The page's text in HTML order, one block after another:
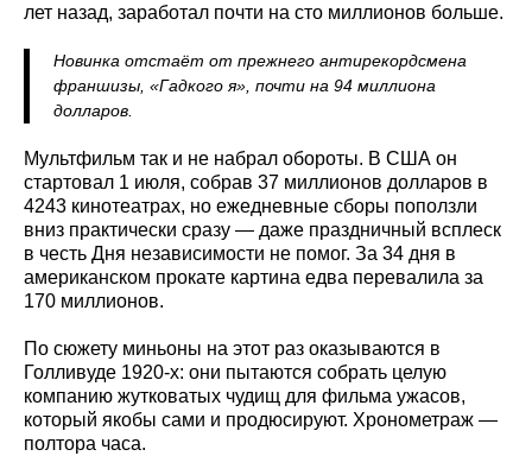
лет назад, заработал почти на сто миллионов больше.
Новинка отстаёт от прежнего антирекордсмена
франшизы, «Гадкого я», почти на 94 миллиона
долларов.
Мультфильм так и не набрал обороты. В США он
стартовал 1 июля, собрав 37 миллионов долларов в
4243 кинотеатрах, но ежедневные сборы поползли
вниз практически сразу — даже праздничный всплеск
в честь Дня независимости не помог. За 34 дня в
американском прокате картина едва перевалила за
170 миллионов.
По сюжету миньоны на этот раз оказываются в
Голливуде 1920-х: они пытаются собрать целую
компанию жутковатых чудищ для фильма ужасов,
который якобы сами и продюсируют. Хронометраж —
полтора часа.